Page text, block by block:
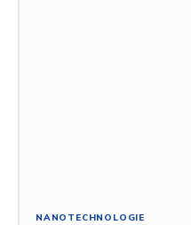
NANOTECHNOLOGIE